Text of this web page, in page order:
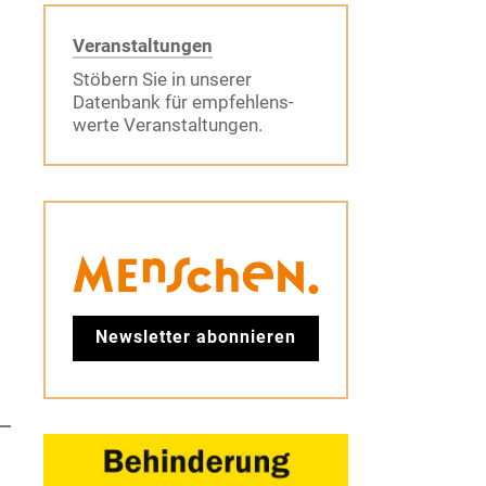
Veranstaltungen
Stöbern Sie in unserer
Datenbank für empfehlens-
werte Veranstaltungen.
Newsletter abonnieren